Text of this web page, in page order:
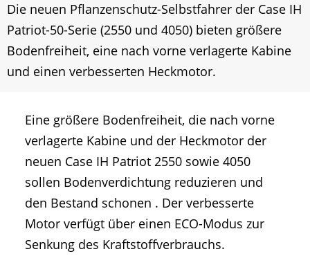
Die neuen Pflanzenschutz-Selbstfahrer der Case IH
Patriot-50-Serie (2550 und 4050) bieten größere
Bodenfreiheit, eine nach vorne verlagerte Kabine
und einen verbesserten Heckmotor.
Eine größere Bodenfreiheit, die nach vorne
verlagerte Kabine und der Heckmotor der
neuen Case IH Patriot 2550 sowie 4050
sollen Bodenverdichtung reduzieren und
den Bestand schonen . Der verbesserte
Motor verfügt über einen ECO-Modus zur
Senkung des Kraftstoffverbrauchs.